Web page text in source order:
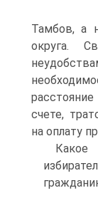
Тамбов, а
округа.
счете,
на оплату